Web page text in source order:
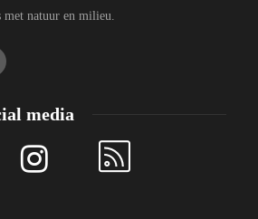
met natuur en milieu.
media